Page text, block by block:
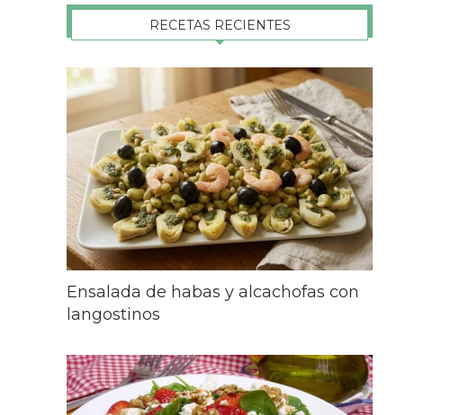
RECETAS RECIENTES
Ensalada de habas y alcachofas con
langostinos